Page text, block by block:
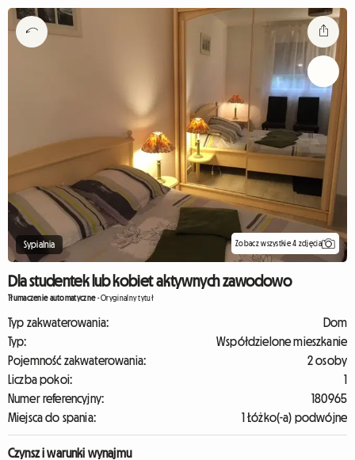
Sypialnia Zobacz wszystkie 4 zdjęcia
Dla studentek lub kobiet aktywnych zawodowo
Tłumaczenie automatyczne-Oryginalny tytuł
Typ zakwaterowania:
Dom
Typ:
Współdzielone mieszkanie
Pojemność zakwaterowania:
2 osoby
Liczba pokoi:
1
Numer referencyjny:
180965
Miejsca do spania:
1 Łóżko(-a) podwójne
Czynsz i warunki wynajmu